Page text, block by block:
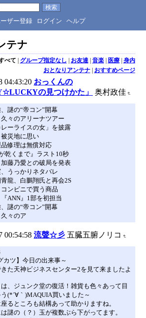
ーザー登録 ログイン ヘルプ
テナ
べて | グループ指定なし | お友達| 音楽| 医療| 身内
おとなりアンテナ| おすすめページ
04:43:20 おっくんの
の見つけかた」
奥村政佳
謎の“帝コン”開幕
々のアリーナツアー
ーライスの女」を披露
災地に思い
修理は無償対応
乾くまで』ラスト10秒
藤乃愛との破局を発表
うっかりネタバレ
龍、白鵬翔氏と再会2S
ンビニで買う商品
ANN』1部を初担当
謎の“帝コン”開幕
々のア
00:54:58 流聲☆彡 五臓五腑ノリコ
カツ】今日の出来事～
きた天神ビジネスセンター2を見て来ましたよ
、ジュンク堂の復活！雑貨も色々あって目
(*´∀｀)MAQUIA買いました～
るところも結構あって助かりますね。
謎の（？）玉が複数ぶら下がってます。